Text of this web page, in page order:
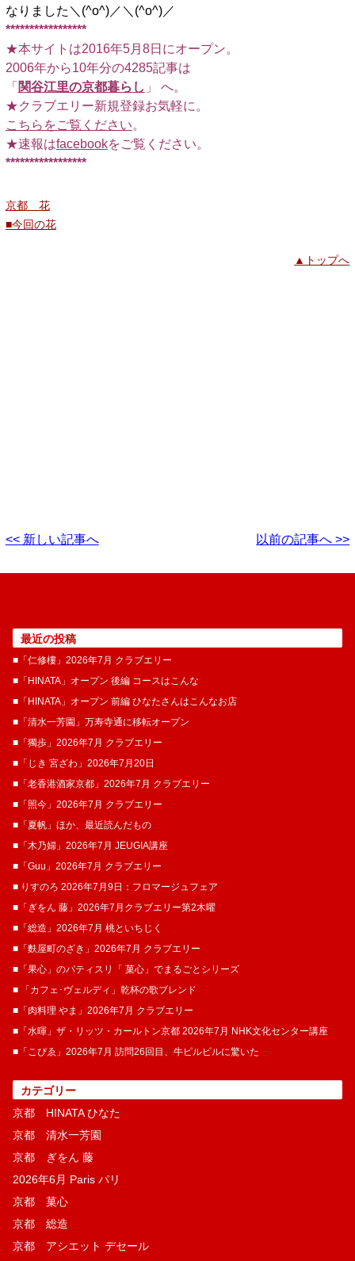
なりました＼(^o^)／＼(^o^)／
*****************
★本サイトは2016年5月8日にオープン。
2006年から10年分の4285記事は
「 関谷江里の京都暮らし 」 へ。
★クラブエリー新規登録お気軽に。
こちらをご覧ください。
★速報はfacebookをご覧ください。
*****************
京都 花
■今回の花
▲トップへ
<< 新しい記事へ 以前の記事へ >>
最近の投稿
■「仁修樓」2026年7月 クラブエリー
■「HINATA」オープン 後編 コースはこんな
■「HINATA」オープン 前編 ひなたさんはこんなお店
■「清水一芳園」万寿寺通に移転オープン
■「獨歩」2026年7月 クラブエリー
■「じき 宮ざわ」2026年7月20日
■「老香港酒家京都」2026年7月 クラブエリー
■「照今」2026年7月 クラブエリー
■「夏帆」ほか、最近読んだもの
■「木乃婦」2026年7月 JEUGIA講座
■「Guu」2026年7月 クラブエリー
■ りすのろ 2026年7月9日：フロマージュフェア
■「ぎをん 藤」2026年7月クラブエリー第2木曜
■「総造」2026年7月 桃といちじく
■「麩屋町のざき」2026年7月 クラブエリー
■「果心」のパティスリ「 菓​心」でまるごとシリーズ
■ 「カフェ･ヴェルディ」乾杯の歌ブレンド
■「肉料理 やま」2026年7月 クラブエリー
■「水暉」ザ・リッツ・カールトン京都 2026年7月 NHK文化センター講座
■「こぴゑ」2026年7月 訪問26回目、牛ピルピルに驚いた
カテゴリー
京都 HINATA ひなた
京都 清水一芳園
京都 ぎをん 藤
2026年6月 Paris パリ
京都 菓​心
京都 総造
京都 アシエット デセール